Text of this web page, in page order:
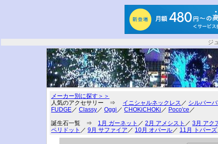
ジ
メーカー別に探す＞＞
人気のアクセサリー ⇒ イニシャルネックレス ／ シルバー
FUDGE ／ Classy ／ Oggi ／ CHOKiCHOKi ／ Poco'ce ／
誕生石一覧 ⇒ 1月 ガーネット ／ 2月 アメシスト ／ 3月 アク
ペリドット ／ 9月 サファイア ／ 10月 オパール ／ 11月 トパーズ